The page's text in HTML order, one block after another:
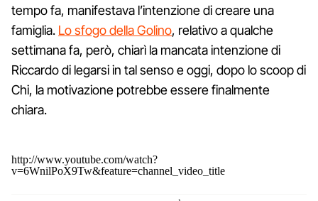
tempo fa, manifestava l’intenzione di creare una
famiglia. Lo sfogo della Golino, relativo a qualche
settimana fa, però, chiarì la mancata intenzione di
Riccardo di legarsi in tal senso e oggi, dopo lo scoop di
Chi, la motivazione potrebbe essere finalmente
chiara.
http://www.youtube.com/watch?
v=6WnilPoX9Tw&feature=channel_video_title